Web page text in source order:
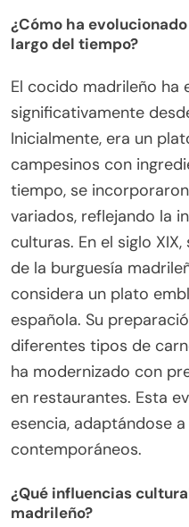
¿Cómo ha
largo del tiempo?
El cocido madrileño ha
significativamente
Inicialmente, era un
campesinos con
tiempo, se
variados, reflejando la
culturas. En el siglo
de la burguesía
considera un plato
española. Su
diferentes tipos de
ha modernizado con
en restaurantes. Esta
esencia, adaptándose
contemporáneos.
¿Qué influencias
madrileño?